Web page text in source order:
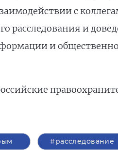
с
расследования и
и
#расследование